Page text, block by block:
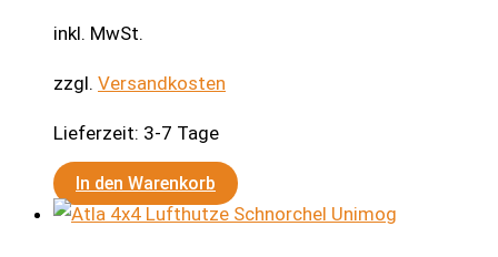
inkl. MwSt.
zzgl. Versandkosten
Lieferzeit: 3-7 Tage
In den Warenkorb